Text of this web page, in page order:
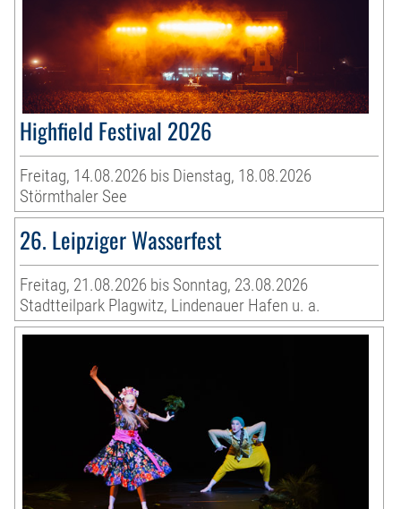
Highfield Festival 2026
Freitag, 14.08.2026 bis Dienstag, 18.08.2026
Störmthaler See
26. Leipziger Wasserfest
Freitag, 21.08.2026 bis Sonntag, 23.08.2026
Stadtteilpark Plagwitz, Lindenauer Hafen u. a.